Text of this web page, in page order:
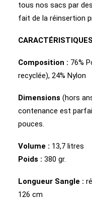
tous nos sacs par des
fait de la réinsertion
CARACTÉRISTIQUES
Composition : 76%
recyclée), 24% Nylon
Dimensions (hors
contenance est
pouces.
Volume : 13,7 litres
Poids : 380 gr.
Longueur Sangle :
126 cm